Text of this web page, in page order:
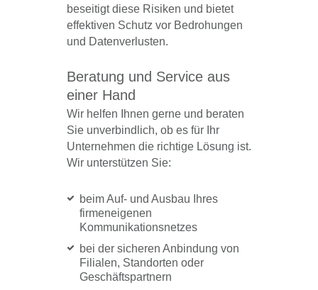
beseitigt diese Risiken und bietet
effektiven Schutz vor Bedrohungen
und Datenverlusten.
Beratung und Service aus
einer Hand
Wir helfen Ihnen gerne und beraten
Sie unverbindlich, ob es für Ihr
Unternehmen die richtige Lösung ist.
Wir unterstützen Sie:
beim Auf- und Ausbau Ihres
firmeneigenen
Kommunikationsnetzes
bei der sicheren Anbindung von
Filialen, Standorten oder
Geschäftspartnern